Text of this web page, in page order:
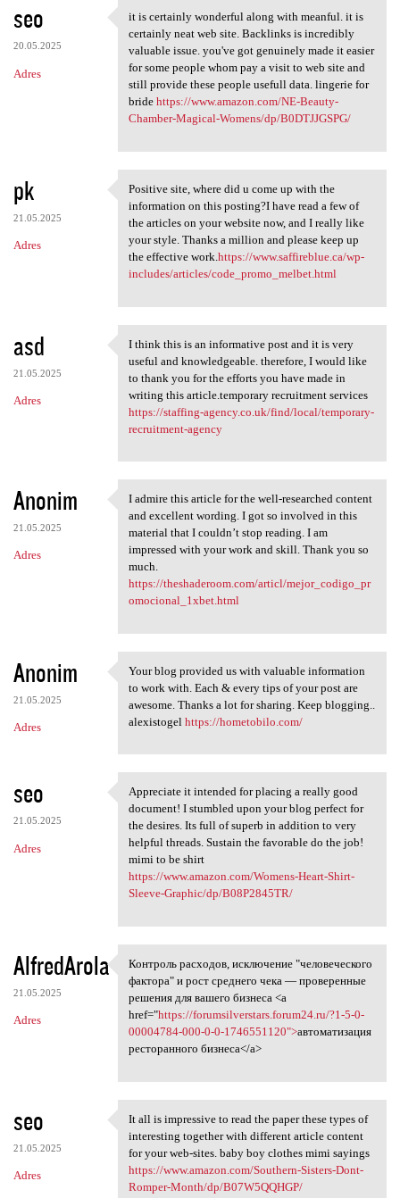
seo
20.05.2025
Adres
it is certainly wonderful
it is certainly wonderful along with meanful. it is
certainly neat web site. Backlinks is incredibly
valuable issue. you've got genuinely made it easier
for some people whom pay a visit to web site and
still provide these people usefull data. lingerie for
bride https://www.amazon.com/NE-Beauty-
Chamber-Magical-Womens/dp/B0DTJJGSPG/
pk
21.05.2025
Adres
Positive site, where did u
Positive site, where did u come up with the
information on this posting?I have read a few of
the articles on your website now, and I really like
your style. Thanks a million and please keep up
the effective work.https://www.saffireblue.ca/wp-
includes/articles/code_promo_melbet.html
asd
21.05.2025
Adres
I think this is an
I think this is an informative post and it is very
useful and knowledgeable. therefore, I would like
to thank you for the efforts you have made in
writing this article.temporary recruitment services
https://staffing-agency.co.uk/find/local/temporary-
recruitment-agency
Anonim
21.05.2025
Adres
I admire this article for the
I admire this article for the well-researched content
and excellent wording. I got so involved in this
material that I couldn’t stop reading. I am
impressed with your work and skill. Thank you so
much.
https://theshaderoom.com/articl/mejor_codigo_pr
omocional_1xbet.html
Anonim
21.05.2025
Adres
Your blog provided us with
Your blog provided us with valuable information
to work with. Each & every tips of your post are
awesome. Thanks a lot for sharing. Keep blogging..
alexistogel https://hometobilo.com/
seo
21.05.2025
Adres
Appreciate it intended for
Appreciate it intended for placing a really good
document! I stumbled upon your blog perfect for
the desires. Its full of superb in addition to very
helpful threads. Sustain the favorable do the job!
mimi to be shirt
https://www.amazon.com/Womens-Heart-Shirt-
Sleeve-Graphic/dp/B08P2845TR/
AlfredArola
21.05.2025
Adres
Контроль расходов, исключение
Контроль расходов, исключение "человеческого
фактора" и рост среднего чека — проверенные
решения для вашего бизнеса <a
href="https://forumsilverstars.forum24.ru/?1-5-0-
00004784-000-0-0-1746551120">автоматизация
ресторанного бизнеса</a>
seo
21.05.2025
Adres
It all is impressive to read
It all is impressive to read the paper these types of
interesting together with different article content
for your web-sites. baby boy clothes mimi sayings
https://www.amazon.com/Southern-Sisters-Dont-
Romper-Month/dp/B07W5QQHGP/